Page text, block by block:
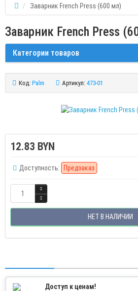
Заварник French Press (600 мл)
Заварник French Press
Категории товаров
Код: Palm Артикул: 473-01
12.83 BYN
Доступность: Предзаказ
НЕТ В НАЛИЧИИ
Доступ к ценам!